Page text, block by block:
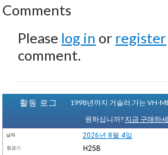
Comments
Please log in or register
comment.
활동 로그
1998년까지 거슬러 가는 VH-
원하십니까? 지금 구매하
날짜 2026년 8월 4일
항공기 H25B